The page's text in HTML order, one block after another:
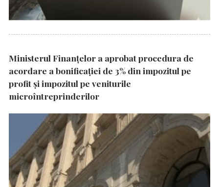
Ministerul Finanțelor a aprobat procedura de
acordare a bonificației de 3% din impozitul pe
profit și impozitul pe veniturile
microîntreprinderilor